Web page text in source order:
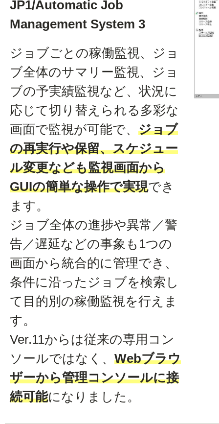
JP1/Automatic Job
Management System 3
ジョブごとの稼働監視、ジョ
ブ全体のサマリー監視、ジョ
ブの予実績監視など、状況に
応じて切り替えられる多彩な
画面で監視が可能で、 ジョブ
の再実行や保留、スケジュー
ル変更なども監視画面から
GUIの簡単な操作で実現でき
ます。
ジョブ全体の進捗や異常／警
告／遅延などの事象も1つの
画面から統合的に管理でき、
条件に沿ったジョブを検索し
て目的別の稼働監視を行えま
す。
Ver.11からは従来の専用コン
ソールではなく、 Webブラウ
ザーから管理コンソールに接
続可能になりました。